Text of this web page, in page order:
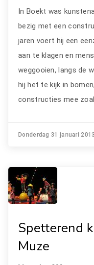
In Boekt was
bezig met een
jaren voert hij een
aan te klagen en
weggooien, langs de
hij het te kijk in
constructies mee
Donderdag 31 januari 2013
Spetterend
Muze